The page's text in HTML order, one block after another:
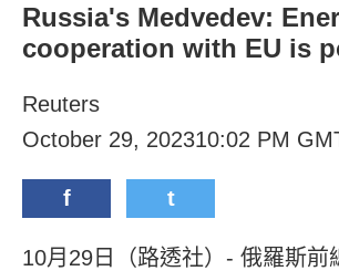
Russia's Medvedev:
cooperation with EU is
Reuters
October 29, 202310:02 PM
f t
10月29日（路透社）- 俄羅斯前